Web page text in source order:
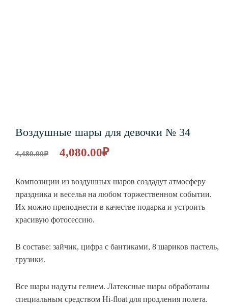
Воздушные шары для девочки № 34
4,480.00₽ 4,080.00₽
Композиции из воздушных шаров создадут атмосферу
праздника и веселья на любом торжественном событии.
Их можно преподнести в качестве подарка и устроить
красивую фотосессию.
В составе: зайчик, цифра с бантиками, 8 шариков пастель,
грузики.
Все шары надуты гелием. Латексные шары обработаны
специальным средством Hi-float для продления полета.